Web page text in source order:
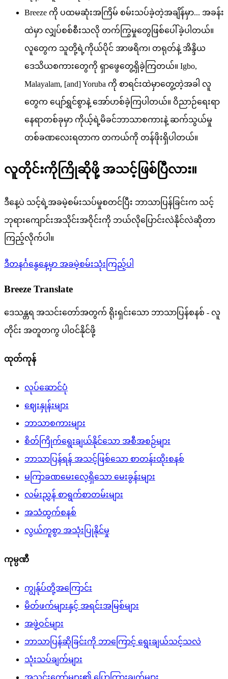
Breeze ကို ပထမဆုံးအကြိမ် စမ်းသပ်ခဲ့တဲ့အချိန်မှာ... အခန်း
ထဲမှာ လျှပ်စစ်စီးသလို တက်ကြွမှုတွေဖြစ်ပေါ်ခဲ့ပါတယ်။
လူတွေက သူတို့ရဲ့ကိုယ်ပိုင် အာဖရိက၊ တရုတ်နဲ့ အိန္ဒိယ
ဒေသိယစကားတွေကို ရှာဖွေတွေ့ရှိခဲ့ကြတယ်။ Igbo,
Malayalam, [and] Yoruba ကို စာရင်းထဲမှာတွေ့တဲ့အခါ လူ
တွေက ပျော်ရွှင်စွာနဲ့ အော်ဟစ်ခဲ့ကြပါတယ်။ ဝိညာဉ်ရေးရာ
နေရာတစ်ခုမှာ ကိုယ့်ရဲ့မိခင်ဘာသာစကားနဲ့ ဆက်သွယ်မှု
တစ်ခဏလေးရတာက တကယ်ကို တန်ဖိုးရှိပါတယ်။
လူတိုင်းကိုကြိုဆိုဖို့ အသင့်ဖြစ်ပြီလား။
ဒီနေ့ပဲ သင့်ရဲ့အခမဲ့စမ်းသပ်မှုစတင်ပြီး ဘာသာပြန်ခြင်းက သင့်
ဘုရားကျောင်းအသိုင်းအဝိုင်းကို ဘယ်လိုပြောင်းလဲနိုင်လဲဆိုတာ
ကြည့်လိုက်ပါ။
ဒီတနင်္ဂနွေနေ့မှာ အခမဲ့စမ်းသုံးကြည့်ပါ
Breeze Translate
ဒေသန္တရ အသင်းတော်အတွက် ရိုးရှင်းသော ဘာသာပြန်စနစ် - လူ
တိုင်း အတူတကွ ပါဝင်နိုင်ဖို့
ထုတ်ကုန်
လုပ်ဆောင်ပုံ
ဈေးနှုန်းများ
ဘာသာစကားများ
စိတ်ကြိုက်ရွေးချယ်နိုင်သော အစီအစဉ်များ
ဘာသာပြန်ရန် အသင့်ဖြစ်သော စာတန်းထိုးစနစ်
မကြာခဏမေးလေ့ရှိသော မေးခွန်းများ
လမ်းညွှန် စာရွက်စာတမ်းများ
အသံထွက်စနစ်
လွယ်ကူစွာ အသုံးပြုနိုင်မှု
ကုမ္ပဏီ
ကျွန်ုပ်တို့အကြောင်း
မိတ်ဖက်များနှင့် အရင်းအမြစ်များ
အဖွဲ့ဝင်များ
ဘာသာပြန်ဆိုခြင်းကို ဘာကြောင့် ရွေးချယ်သင့်သလဲ
သုံးသပ်ချက်များ
အသင်းတော်များ၏ ပြောကြားချက်များ